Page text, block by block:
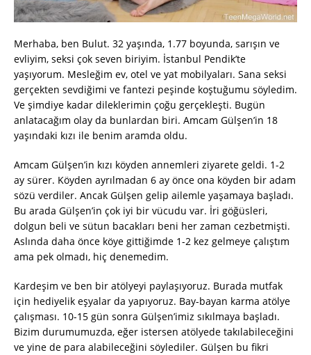
Merhaba, ben Bulut. 32 yaşında, 1.77 boyunda, sarışın ve
evliyim, seksi çok seven biriyim. İstanbul Pendik’te
yaşıyorum. Mesleğim ev, otel ve yat mobilyaları. Sana seksi
gerçekten sevdiğimi ve fantezi peşinde koştuğumu söyledim.
Ve şimdiye kadar dileklerimin çoğu gerçekleşti. Bugün
anlatacağım olay da bunlardan biri. Amcam Gülşen’in 18
yaşındaki kızı ile benim aramda oldu.
Amcam Gülşen’in kızı köyden annemleri ziyarete geldi. 1-2
ay sürer. Köyden ayrılmadan 6 ay önce ona köyden bir adam
sözü verdiler. Ancak Gülşen gelip ailemle yaşamaya başladı.
Bu arada Gülşen’in çok iyi bir vücudu var. İri göğüsleri,
dolgun beli ve sütun bacakları beni her zaman cezbetmişti.
Aslında daha önce köye gittiğimde 1-2 kez gelmeye çalıştım
ama pek olmadı, hiç denemedim.
Kardeşim ve ben bir atölyeyi paylaşıyoruz. Burada mutfak
için hediyelik eşyalar da yapıyoruz. Bay-bayan karma atölye
çalışması. 10-15 gün sonra Gülşen’imiz sıkılmaya başladı.
Bizim durumumuzda, eğer istersen atölyede takılabileceğini
ve yine de para alabileceğini söylediler. Gülşen bu fikri